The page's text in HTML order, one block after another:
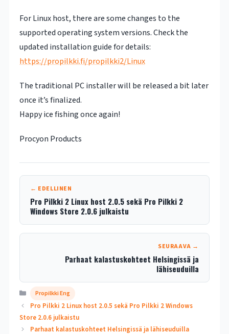
For Linux host, there are some changes to the
supported operating system versions. Check the
updated installation guide for details:
https://propilkki.fi/propilkki2/Linux
The traditional PC installer will be released a bit later
once it’s finalized.
Happy ice fishing once again!
Procyon Products
← EDELLINEN
Pro Pilkki 2 Linux host 2.0.5 sekä Pro Pilkki 2
Windows Store 2.0.6 julkaistu
SEURAAVA →
Parhaat kalastuskohteet Helsingissä ja
lähiseuduilla
Kategoriat
Propilkki Eng
Pro Pilkki 2 Linux host 2.0.5 sekä Pro Pilkki 2 Windows
Store 2.0.6 julkaistu
Parhaat kalastuskohteet Helsingissä ja lähiseuduilla